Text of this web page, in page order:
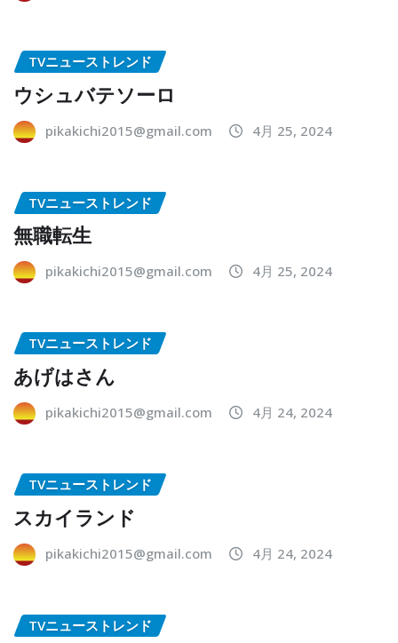
TVニューストレンド
ウシュバテソーロ
pikakichi2015@gmail.com 4月 25, 2024
TVニューストレンド
無職転生
pikakichi2015@gmail.com 4月 25, 2024
TVニューストレンド
あげはさん
pikakichi2015@gmail.com 4月 24, 2024
TVニューストレンド
スカイランド
pikakichi2015@gmail.com 4月 24, 2024
TVニューストレンド